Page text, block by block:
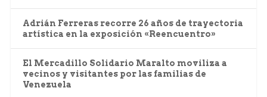
Adrián Ferreras recorre 26 años de trayectoria
artística en la exposición «Reencuentro»
El Mercadillo Solidario Maralto moviliza a
vecinos y visitantes por las familias de
Venezuela